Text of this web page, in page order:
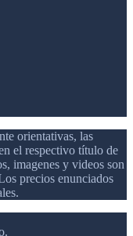
orientativas, las
el respectivo título de
imagenes y videos son
precios enunciados